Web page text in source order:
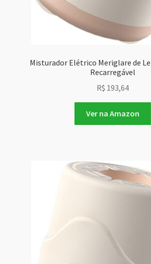
Misturador Elétrico Meriglare de
Recarregável
R$ 193,64
Ver na Amazon